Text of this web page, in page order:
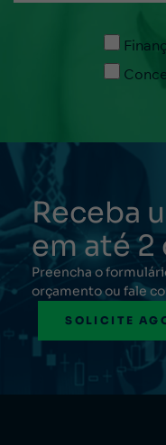
Receba
em até 2
Preencha o
orçamento ou fale
SOLICITE